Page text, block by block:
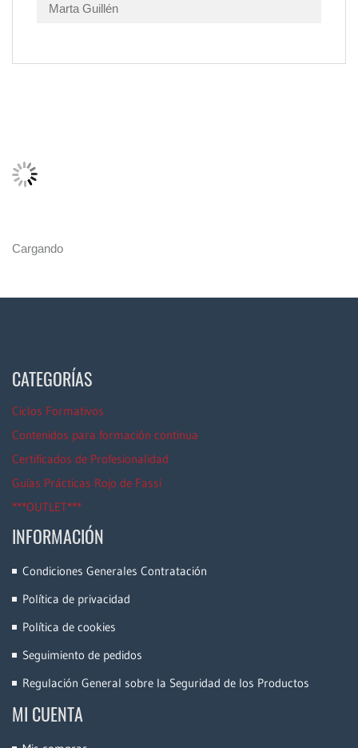
Marta Guillén
Cargando
CATEGORÍAS
Ciclos Formativos
Contenidos para formación continua
Certificados de Profesionalidad
Guías Prácticas Rojo de Fassi
***OUTLET***
INFORMACIÓN
Condiciones Generales Contratación
Política de privacidad
Política de cookies
Seguimiento de pedidos
Regulación General sobre la Seguridad de los Productos
MI CUENTA